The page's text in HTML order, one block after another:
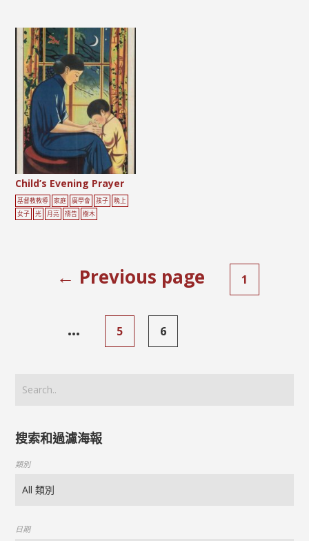
Child’s Evening Prayer
基督教教導 家庭 廣學會 孩子
晚上
女子
光 月亮 禱告 樹木
← Previous page 1
... 5 6
搜索和過濾海報
類別
日期